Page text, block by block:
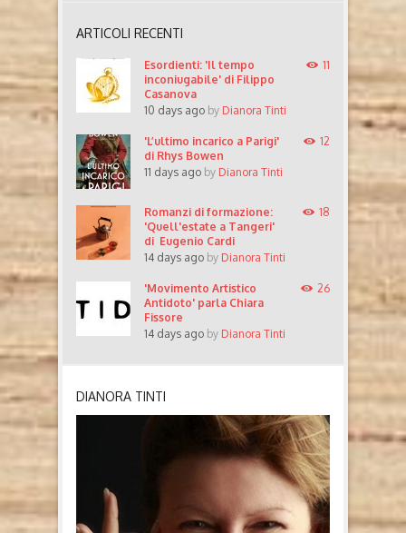
ARTICOLI RECENTI
Esordienti: 'Il tempo
inconiugabile' di Filippo
Casanova
10 days ago by Dianora Tinti
11
'L’ultimo incarico a Parigi'
di Rhys Bowen
11 days ago by Dianora Tinti
12
Romanzi di formazione:
'Quell'estate a Tangeri'
di Eugenio Cardi
14 days ago by Dianora Tinti
18
'Movimento Artistico
Antidoto' parla Chiara
Fissore
14 days ago by Dianora Tinti
26
DIANORA TINTI